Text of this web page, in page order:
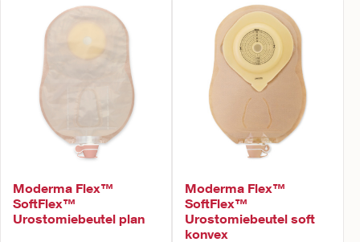
Moderma Flex™
SoftFlex™
Urostomiebeutel plan
Moderma Flex™
SoftFlex™
Urostomiebeutel soft
konvex